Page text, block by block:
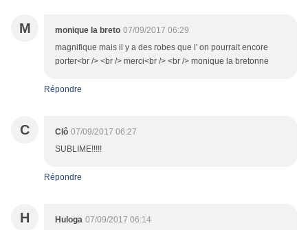
M monique la breto 07/09/2017 06:29
magnifique mais il y a des robes que l' on pourrait encore
porter<br /> <br /> merci<br /> <br /> monique la bretonne
Répondre
C Clô 07/09/2017 06:27
SUBLIME!!!!!
Répondre
H Huloga 07/09/2017 06:14